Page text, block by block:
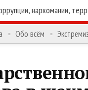
наркомании,
Обо всём